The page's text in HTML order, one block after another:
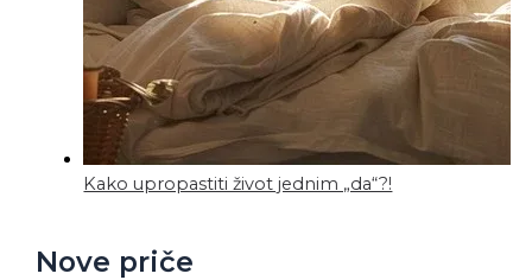
Kako upropastiti život jednim „da“?!
Nove priče